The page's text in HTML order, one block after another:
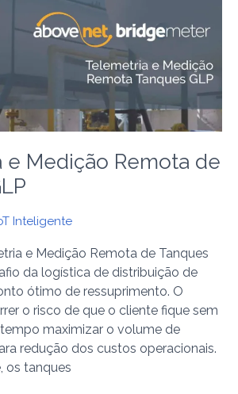
e Medição Remota de
Inteligente
e Medição Remota de Tanques
da logística de distribuição de
ótimo de ressuprimento. O
o risco de que o cliente fique sem
maximizar o volume de
redução dos custos operacionais.
os tanques